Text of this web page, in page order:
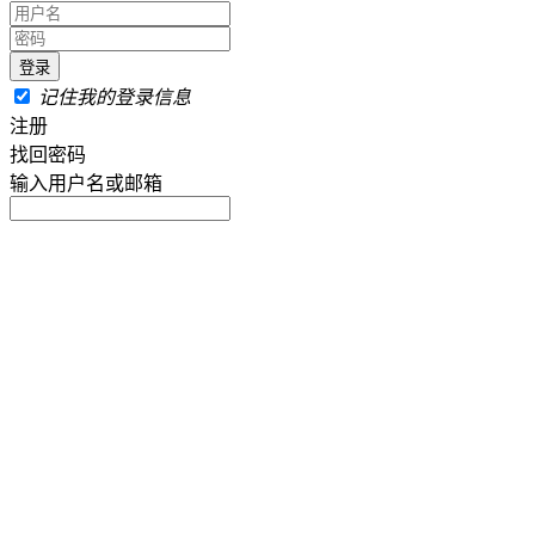
记住我的登录信息
注册
找回密码
输入用户名或邮箱